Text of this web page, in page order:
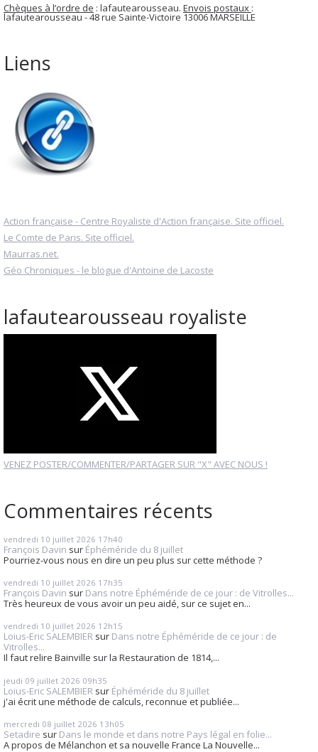
Chèques à l’ordre de : lafautearousseau. Envois postaux :
lafautearousseau - 48 rue Sainte-Victoire 13006 MARSEILLE
Liens
Action française - Centre Royaliste d'Action française. Site officiel.
Le Comte de Paris. Site officiel.
Maurras.net.
Géo Chroniques - le blogue d'Antoine de Lacoste
lafautearousseau royaliste
VENEZ POSTER/COMMENTER/PARTAGER SUR "X" AVEC NOUS !
Commentaires récents
vendredi 10 juillet 2026 17h40
François Davin sur Éphéméride du 8 juillet
Pourriez-vous nous en dire un peu plus sur cette méthode ?
vendredi 10 juillet 2026 17h35
François Davin sur Dans notre Éphéméride de ce jour : de Vitrolles...
Très heureux de vous avoir un peu aidé, sur ce sujet en...
vendredi 10 juillet 2026 12h15
Loius-Eric SALEMBIER sur Dans notre Éphéméride de ce jour : de
Vitrolles...
Il faut relire Bainville sur la Restauration de 1814,...
jeudi 09 juillet 2026 09h35
Loius-Eric SALEMBIER sur Éphéméride du 8 juillet
j'ai écrit une méthode de calculs, reconnue et publiée...
mercredi 08 juillet 2026 13h05
Setadire sur Dans le monde et dans notre Pays légal en folie...
A propos de Mélanchon et sa nouvelle France La Nouvelle...